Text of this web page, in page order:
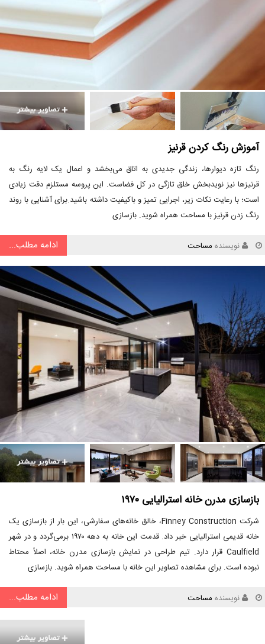
آموزش رنگ کردن قرنیز
رنگ تازه دیوارها، زندگی جدیدی به اتاق می‌بخشد و اعمال یک لایه رنگ به
قرنیزها نیز نویدبخش خلق تازگی در کل فضاست. این پروسه مستلزم دقت زیادی
است؛ با رعایت نکات زیر، اجرایی تمیز و باکیفیت داشته باشید.برای آشنایی با روند
رنگ زدن قرنیز با مساحت همراه شوید. بازسازی
نویسنده مساحت ادامه مطلب...
بازسازی مدرن خانه استرالیایی ۱۹۷۰
شرکت Finney Construction، خالق خانه‌های سفارشی، این بار از بازسازی یک
خانه قدیمی استرالیایی خبر داد. قدمت این خانه به دهه ۱۹۷۰ برمی‌گردد و در شهر
Caulfield قرار دارد. تیم طراحی در نمایش بازسازی مدرن خانه، اصلاً محتاط
نبوده است. برای مشاهده تصاویر این خانه با مساحت همراه شوید. بازسازی
نویسنده مساحت ادامه مطلب...